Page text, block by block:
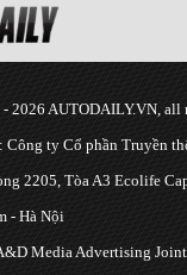
2026 AUTODAILY.VN, all
Công ty Cổ phần Truyền
2205, Tòa A3 Ecolife
- Hà Nội
Media Advertising